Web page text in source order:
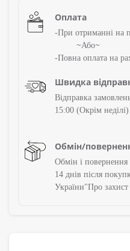
Оплата
-При отриманні на
~Або~
-Повна оплата на
Швидка
Відправка
15:00 (Окрім неділі)
Обмін/
Обмін і повернення
14 днів після
України"Про